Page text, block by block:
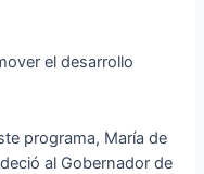
el desarrollo
programa, María de
al Gobernador de